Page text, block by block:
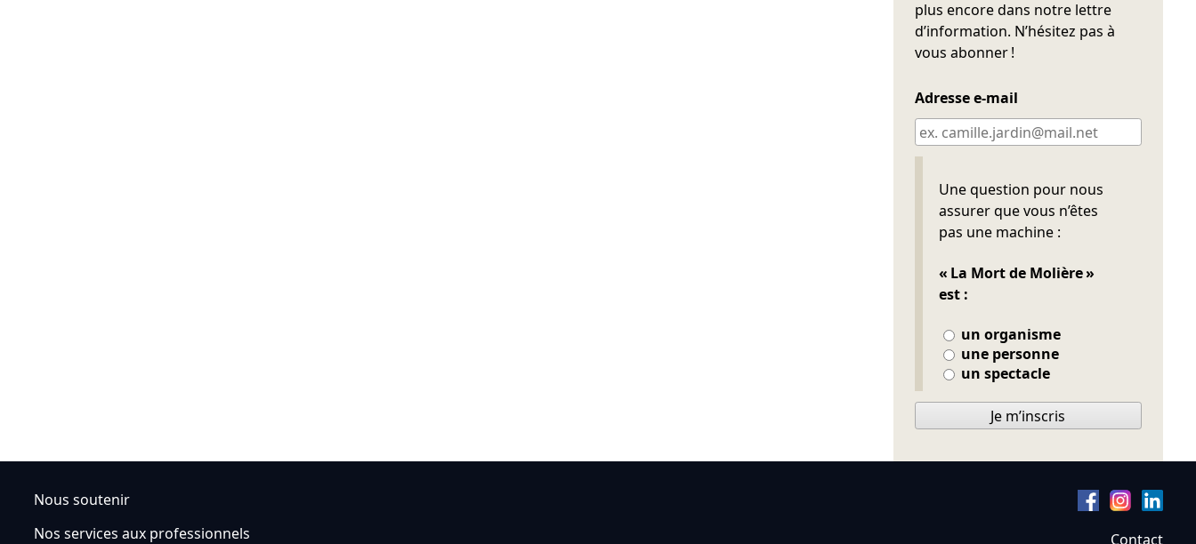
plus encore dans notre lettre
d’information. N’hésitez pas à
vous abonner !
Adresse e-mail
Une question pour nous
assurer que vous n’êtes
pas une machine :
« La Mort de Molière »
est :
un organisme
une personne
un spectacle
Ne pas remplir
Je m’inscris
Nous soutenir
Nos services aux professionnels
Contact